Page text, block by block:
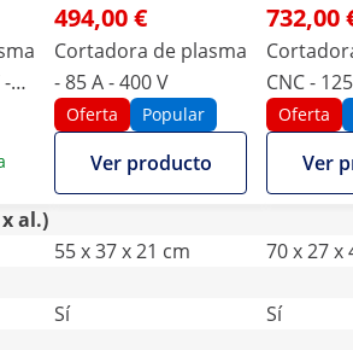
-
494,00 €
Cortadora de plasma
- 85 A - 400 V
Oferta Popular
Ver producto
732,00
CNC -
arco
Oferta
Ver
al.)
55 x 37 x 21 cm
70 x 27 x
Sí
Sí